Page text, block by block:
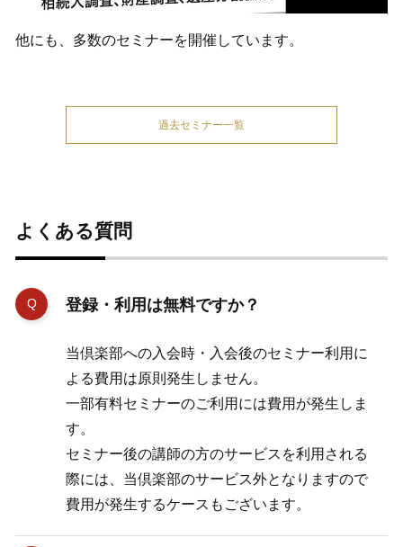
他にも、多数のセミナーを開催しています。
過去セミナー一覧
よくある質問
登録・利用は無料ですか？
当倶楽部への入会時・入会後のセミナー利用に
よる費用は原則発生しません。
一部有料セミナーのご利用には費用が発生しま
す。
セミナー後の講師の方のサービスを利用される
際には、当倶楽部のサービス外となりますので
費用が発生するケースもございます。